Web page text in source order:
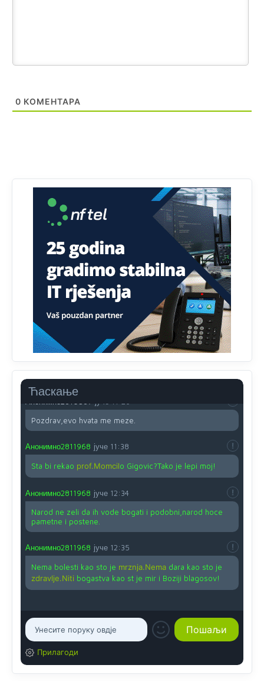
0 КОМЕНТАРА
Ћаскање
pusti ih ciganija...pocetkom ovog vjeka,neko rece za
Radovana i Ratka kaki su oni srbi...i poce dalje da
besjedi znam ja dobro sta je bilo u Ag-ci...
Proguglajte
Анонимно2810587 јуче
11:21
O kako su cudni lvi ljudi,uzeli bi sve da mogu...a ja srce
svima fajem,radujem se tudjoj sreci.I ko ima i ko nema
na iso ce mjesto leci!
Анонимно2810587 јуче
11:24
Pozdrav,evo hvata me meze.
Анонимно2811968 јуче 11:38
Sta bi rekao prof.Momcilo Gigovic?Tako je lepi moj!
Анонимно2811968 јуче 12:34
Narod ne zeli da ih vode bogati i podobni,narod hoce
pametne i postene.
Анонимно2811968 јуче 12:35
Nema bolesti kao sto je mrznja.Nemadara kao sto je
zdravlje.Niti bogastva kao st je mir i Boziji blagosov!
Прилагоди